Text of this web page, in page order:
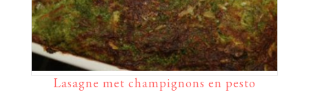
Lasagne met champignons en pesto